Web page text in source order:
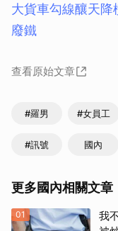
大貨車勾線釀天
廢鐵
查看原始文章
#羅男 #女員工
#訊號 國內
更多國內相關文章
01
我